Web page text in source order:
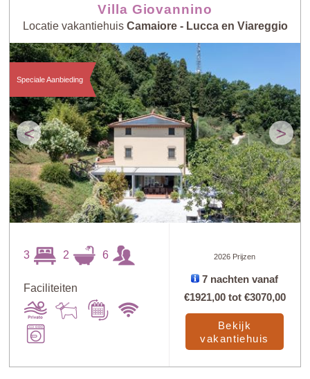
Villa Giovannino
Locatie vakantiehuis Camaiore - Lucca en Viareggio
< >
Speciale Aanbieding
3 2 6
Faciliteiten
2026 Prijzen
7 nachten vanaf
€1921,00tot €3070,00
Bekijk
vakantiehuis